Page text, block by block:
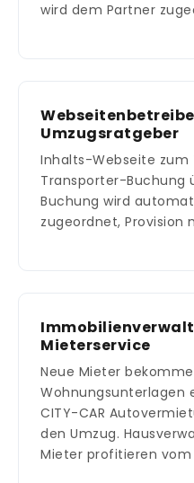
wird dem Partner
Umzugsratgeber
Inhalts-Webseite zum
Transporter-Buchung
Buchung wird
zugeordnet, Provision
Mieterservice
Neue Mieter
Wohnungsunterlagen
CITY-CAR
den Umzug.
Mieter profitieren vom